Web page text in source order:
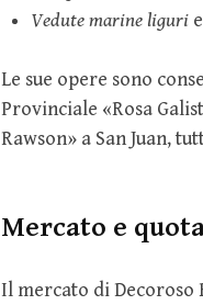
Vedute marine liguri e
Le sue opere sono
Provinciale «Rosa
Rawson» a San Juan,
Mercato e
Il mercato di